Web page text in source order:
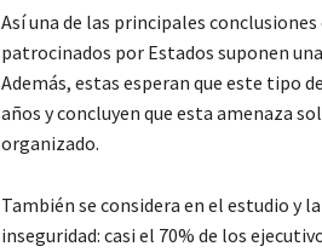
Así una de las principales
patrocinados por Estados suponen
Además, estas esperan que este tipo
años y concluyen que esta amenaza
organizado.
También se considera en el estudio y
inseguridad: casi el 70% de los